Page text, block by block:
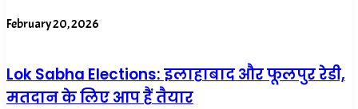
February 20, 2026
Lok Sabha Elections: इलाहाबाद और फूलपुर रेडी,
मतदान के लिए आप हैं तैयार